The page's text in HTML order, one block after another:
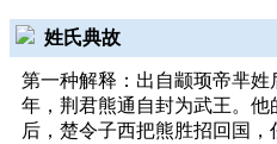
姓氏典故
第一种解释：出自颛顼帝芈
年，荆君熊通自封为武王。
后，楚令子西把熊胜招回国